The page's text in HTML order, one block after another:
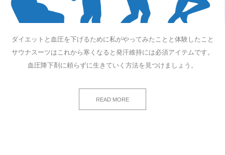
ダイエットと血圧を下げるために私がやってみたことと体験したこと
サウナスーツはこれから寒くなると発汗維持には必須アイテムです。
血圧降下剤に頼らずに生きていく方法を見つけましょう。
READ MORE